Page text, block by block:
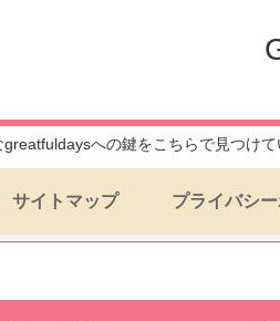
greatfuldaysへの鍵をこちらで見つけ
サイトマップ プライバシ